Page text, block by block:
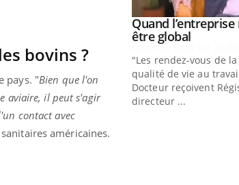
bovins ?
pays. "Bien que l'on
aviaire, il peut s'agir
contact avec
américaines.
Youtube
le diabète, c'est votre
vous culinaire qui
reçues ! Dans cet
Youtube
Quand
être globalYoutube
"Les rendez-vous de
qualité de vie au
Docteur reçoivent
directeur ...